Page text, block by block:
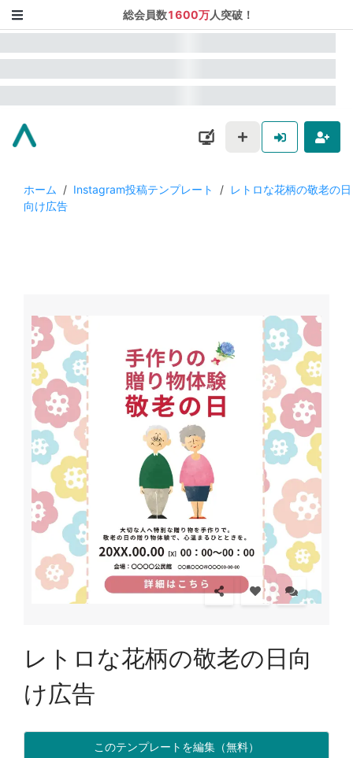
総会員数1600万人突破！
ホーム / Instagram投稿テンプレート / レトロな花柄の敬老の日
向け広告
レトロな花柄の敬老の日向
け広告
このテンプレートを編集（無料）